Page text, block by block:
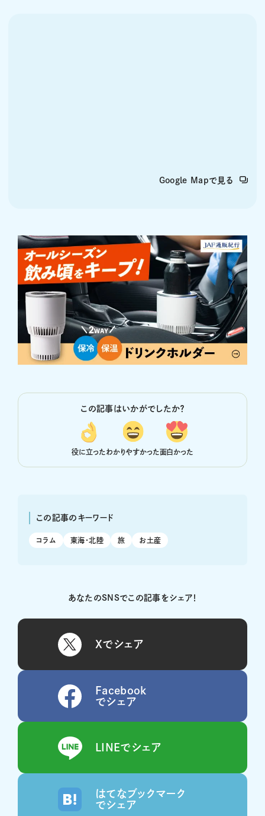
Google Mapで見る
この記事はいかがでしたか？
役に立ったわかりやすかった面白かった
この記事のキーワード
コラム 東海・北陸 旅 お土産
あなたのSNSでこの記事をシェア！
Xでシェア
Facebook
でシェア
LINEでシェア
はてなブックマーク
でシェア